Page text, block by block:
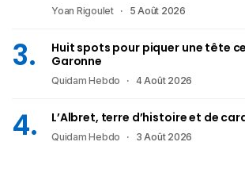
Yoan Rigoulet 5 Août 2026
Huit spots pour piquer une tête
Garonne
Quidam Hebdo 4 Août 2026
L’Albret, terre d’histoire et de
Quidam Hebdo 3 Août 2026